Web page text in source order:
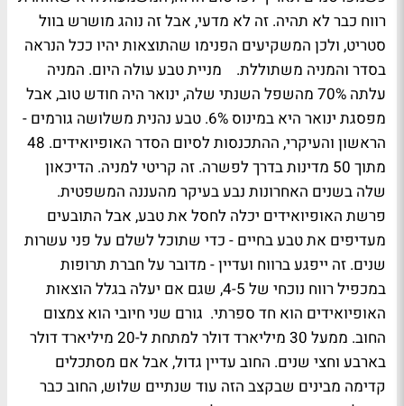
רווח כבר לא תהיה. זה לא מדעי, אבל זה נוהג מושרש בוול
סטריט, ולכן המשקיעים הפנימו שהתוצאות יהיו ככל הנראה
בסדר והמניה משתוללת. מניית טבע עולה היום. המניה
עלתה 70% מהשפל השנתי שלה, ינואר היה חודש טוב, אבל
מפסגת ינואר היא במינוס 6%. טבע נהנית משלושה גורמים -
הראשון והעיקרי, ההתכנסות לסיום הסדר האופיואידים. 48
מתוך 50 מדינות בדרך לפשרה. זה קריטי למניה. הדיכאון
שלה בשנים האחרונות נבע בעיקר מהעננה המשפטית.
פרשת האופיואידים יכלה לחסל את טבע, אבל התובעים
מעדיפים את טבע בחיים - כדי שתוכל לשלם על פני עשרות
שנים. זה ייפגע ברווח ועדיין - מדובר על חברת תרופות
במכפיל רווח נוכחי של 4-5, שגם אם יעלה בגלל הוצאות
האופיואידים הוא חד ספרתי. גורם שני חיובי הוא צמצום
החוב. ממעל 30 מיליארד דולר למתחת ל-20 מיליארד דולר
בארבע וחצי שנים. החוב עדיין גדול, אבל אם מסתכלים
קדימה מבינים שבקצב הזה עוד שנתיים שלוש, החוב כבר